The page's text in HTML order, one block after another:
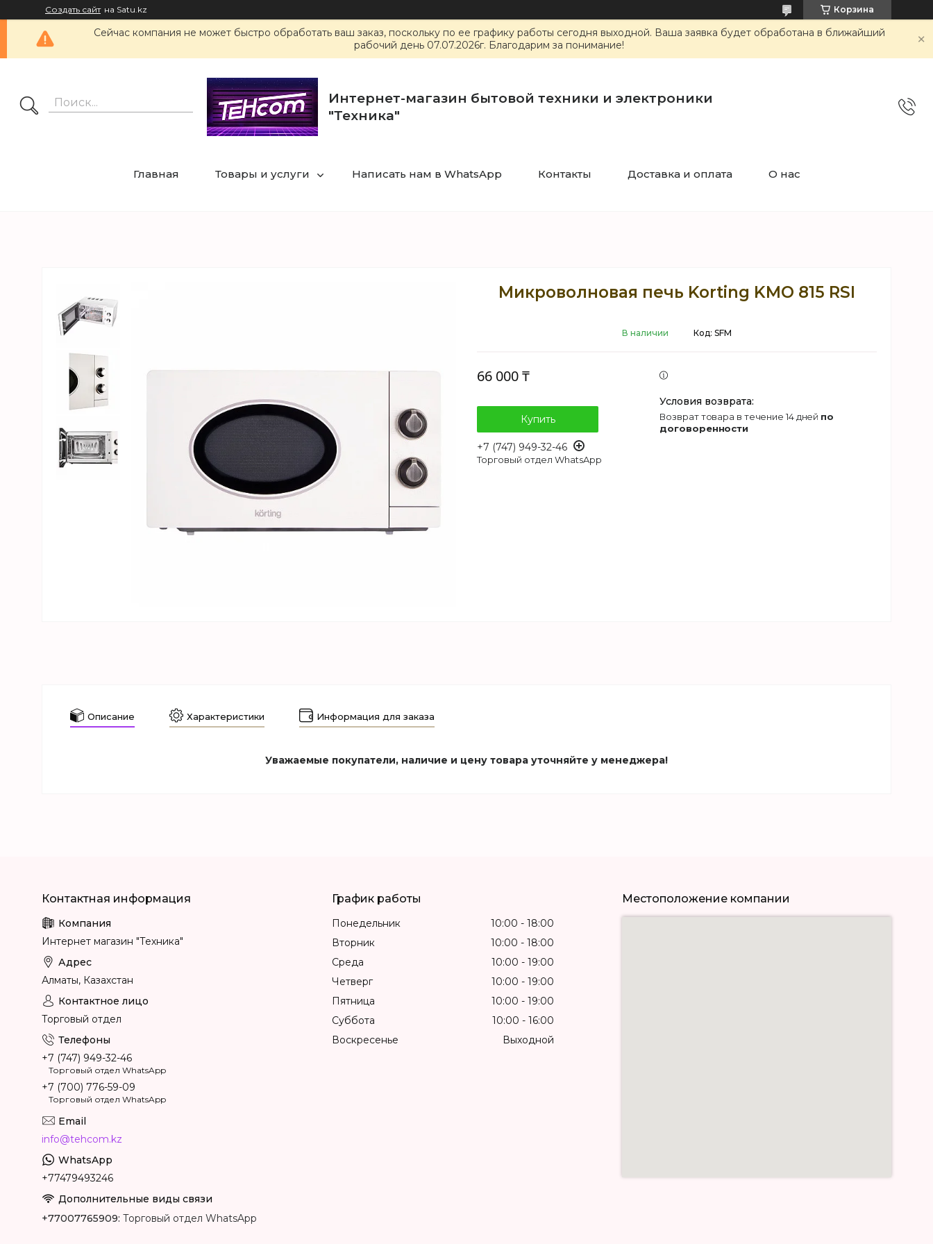
Создать сайт на Satu.kz Корзина
Сейчас компания не может быстро обработать ваш заказ, поскольку по ее графику работы сегодня выходной. Ваша заявка будет обработана в ближайший
рабочий день 07.07.2026г. Благодарим за понимание!
Интернет-магазин бытовой техники и электроники
"Техника"
Главная Товары и услуги Написать нам в WhatsApp Контакты Доставка и оплата О нас
Микроволновая печь Korting KMO 815 RSI
В наличии Код: SFM
66 000 ₸
Купить
+7 (747) 949-32-46
Торговый отдел WhatsApp
возврат товара в течение 14 дней по
договоренности
Описание Характеристики Информация для заказа
Уважаемые покупатели, наличие и цену товара уточняйте у менеджера!
Интернет магазин "Техника"
Алматы, Казахстан
Торговый отдел
+7 (747) 949-32-46
Торговый отдел WhatsApp
+7 (700) 776-59-09
Торговый отдел WhatsApp
info@tehcom.kz
+77479493246
+77007765909 Торговый отдел WhatsApp
График работы
Понедельник 10:00
18:00
Вторник
10:00
18:00
Среда
10:00
19:00
Четверг
10:00
19:00
Пятница
10:00
19:00
Суббота
10:00
16:00
Воскресенье
Выходной
Местоположение компании